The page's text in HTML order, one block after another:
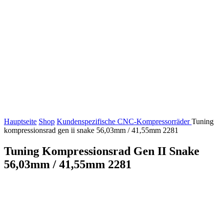
Hauptseite Shop Kundenspezifische CNC-KompressorräderTuning
kompressionsrad gen ii snake 56,03mm / 41,55mm 2281
Tuning Kompressionsrad Gen II Snake
56,03mm / 41,55mm 2281